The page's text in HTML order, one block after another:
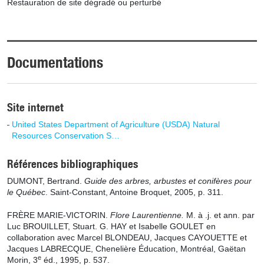
Restauration de site dégradé ou perturbé
Documentations
Site internet
United States Department of Agriculture (USDA) Natural
Resources Conservation S…
Références bibliographiques
DUMONT, Bertrand. Guide des arbres, arbustes et conifères pour
le Québec . Saint-Constant, Antoine Broquet, 2005, p. 311.
FRÈRE MARIE-VICTORIN. Flore Laurentienne. M. à .j. et ann. par
Luc BROUILLET, Stuart. G. HAY et Isabelle GOULET en
collaboration avec Marcel BLONDEAU, Jacques CAYOUETTE et
Jacques LABRECQUE, Chenelière Éducation, Montréal, Gaëtan
Morin, 3e éd., 1995, p. 537.